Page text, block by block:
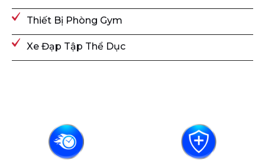
Thiết Bị Phòng Gym
Xe Đạp Tập Thể Dục